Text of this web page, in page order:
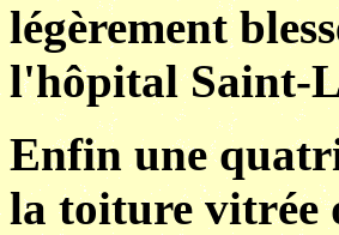
légèrement
l'hôpital Saint-
Enfin une
la toiture vitrée